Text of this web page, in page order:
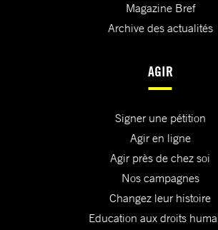
Magazine Bref
Archive des actualités
AGIR
Signer une pétition
Agir en ligne
Agir près de chez soi
Nos campagnes
Changez leur histoire
Education aux droits